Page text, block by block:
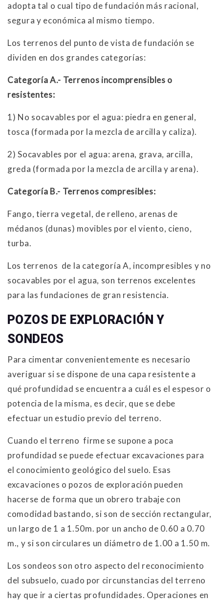
adopta tal o cual tipo de fundación más racional,
segura y económica al mismo tiempo.
Los terrenos del punto de vista de fundación se
dividen en dos grandes categorías:
Categoría A.- Terrenos incomprensibles o
resistentes:
1) No socavables por el agua: piedra en general,
tosca (formada por la mezcla de arcilla y caliza).
2)Socavables por el agua: arena, grava, arcilla,
greda (formada por la mezcla de arcilla y arena).
Categoría B.- Terrenos compresibles:
Fango, tierra vegetal, de relleno, arenas de
médanos (dunas) movibles por el viento, cieno,
turba.
Los terrenos de la categoría A, incompresibles y no
socavables por el agua, son terrenos excelentes
para las fundaciones de gran resistencia.
POZOS DE EXPLORACIÓN Y
SONDEOS
Para cimentar convenientemente es necesario
averiguar si se dispone de una capa resistente a
qué profundidad se encuentra a cuál es el espesor o
potencia de la misma, es decir, que se debe
efectuar un estudio previo del terreno.
Cuando el terreno firme se supone a poca
profundidad se puede efectuar excavaciones para
el conocimiento geológico del suelo. Esas
excavaciones o pozos de exploración pueden
hacerse de forma que un obrero trabaje con
comodidad bastando, si son de sección rectangular,
un largo de 1 a 1.50m. por un ancho de 0.60 a 0.70
m., y si son circulares un diámetro de 1.00 a 1.50 m.
Los sondeos son otro aspecto del reconocimiento
del subsuelo, cuado por circunstancias del terreno
hay que ir a ciertas profundidades. Operaciones en